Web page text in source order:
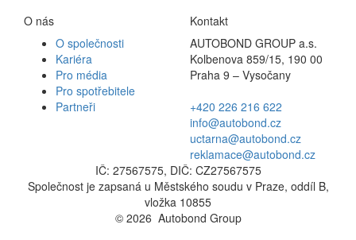
O nás
O společnosti
Kariéra
Pro média
Pro spotřebitele
Partneři
Kontakt
AUTOBOND GROUP a.s.
Kolbenova 859/15, 190 00
Praha 9 – Vysočany
+420 226 216 622
info@autobond.cz
uctarna@autobond.cz
reklamace@autobond.cz
IČ: 27567575, DIČ: CZ27567575
Společnost je zapsaná u Městského soudu v Praze, oddíl B,
vložka 10855
© 2026 Autobond Group